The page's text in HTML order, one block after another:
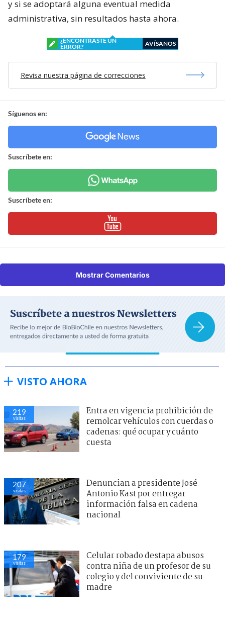
y si se adoptará alguna eventual medida
administrativa, sin resultados hasta ahora.
¿ENCONTRASTE UN
ERROR?
AVÍSANOS
Revisa nuestra página de correcciones
Síguenos en:
Suscríbete en:
Suscríbete en:
Mostrar Comentarios
VISTO AHORA
219
visitas
Entra en vigencia prohibición de
remolcar vehículos con cuerdas o
cadenas: qué ocupar y cuánto
cuesta
207
visitas
Denuncian a presidente José
Antonio Kast por entregar
información falsa en cadena
nacional
179
visitas
Celular robado destapa abusos
contra niña de un profesor de su
colegio y del conviviente de su
madre